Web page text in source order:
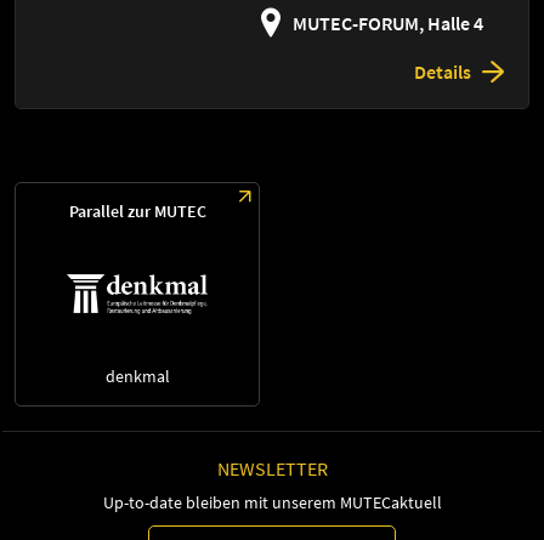
MUTEC-FORUM, Halle 4
Details
Parallel zur MUTEC
denkmal
NEWSLETTER
Up-to-date bleiben mit unserem MUTECaktuell